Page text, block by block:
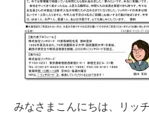
みなさまこんにちは、リッ